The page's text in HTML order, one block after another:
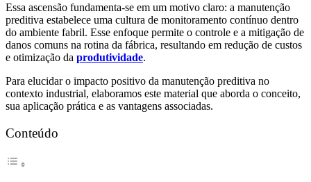
Essa ascensão fundamenta-se em um motivo claro: a manutenção
preditiva estabelece uma cultura de monitoramento contínuo dentro
do ambiente fabril. Esse enfoque permite o controle e a mitigação de
danos comuns na rotina da fábrica, resultando em redução de custos
e otimização da produtividade.
Para elucidar o impacto positivo da manutenção preditiva no
contexto industrial, elaboramos este material que aborda o conceito,
sua aplicação prática e as vantagens associadas.
Conteúdo